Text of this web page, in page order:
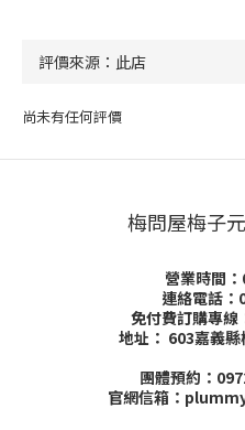
尚未有任何評價
梅問屋梅子
營業時間
連絡電話
免付費訂購專
地址： 603嘉義
團體預約：
官網信箱：